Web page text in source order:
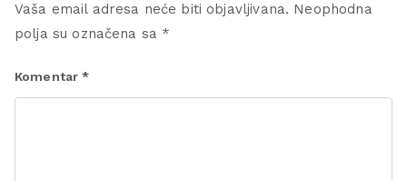
Vaša email adresa neće biti objavljivana. Neophodna
polja su označena sa *
Komentar*